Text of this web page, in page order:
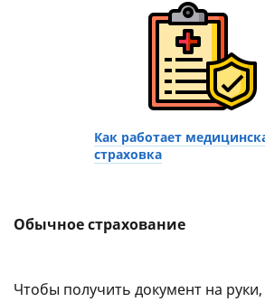
Как работает
страховка
Обычное страхование
Чтобы получить документ на